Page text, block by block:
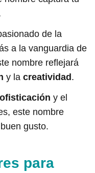
de la
a la vanguardia de
nombre reflejará
y la creatividad .
y el
este nombre
gusto.
para